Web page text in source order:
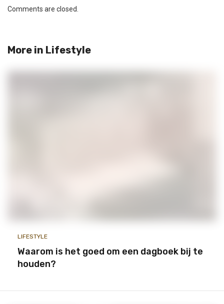
Comments are closed.
More in Lifestyle
LIFESTYLE
Waarom is het goed om een dagboek bij te
houden?